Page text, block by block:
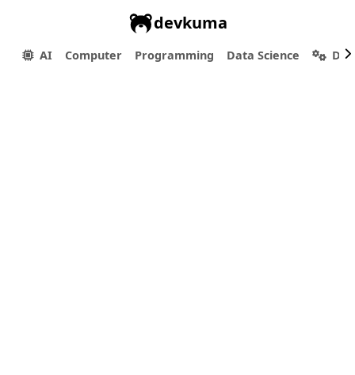
devkuma
AI Computer Programming Data Science